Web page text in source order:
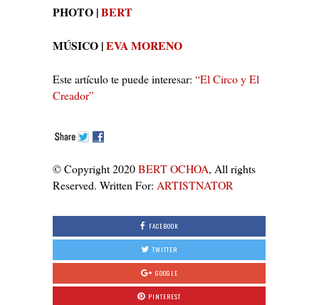
PHOTO |BERT
MÚSICO |EVA MORENO
Este artículo te puede interesar: “El Circo y El
Creador”
© Copyright 2020BERT OCHOA, All rights
Reserved. Written For: ARTISTNATOR
FACEBOOK
TWITTER
GOOGLE
PINTEREST